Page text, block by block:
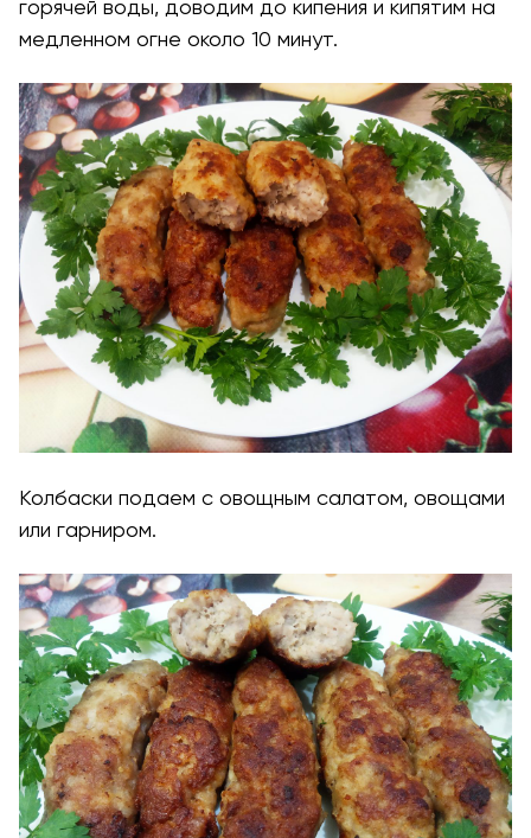
горячей воды, доводим до кипения и кипятим на
медленном огне около 10 минут.
Колбаски подаем с овощным салатом, овощами
или гарниром.